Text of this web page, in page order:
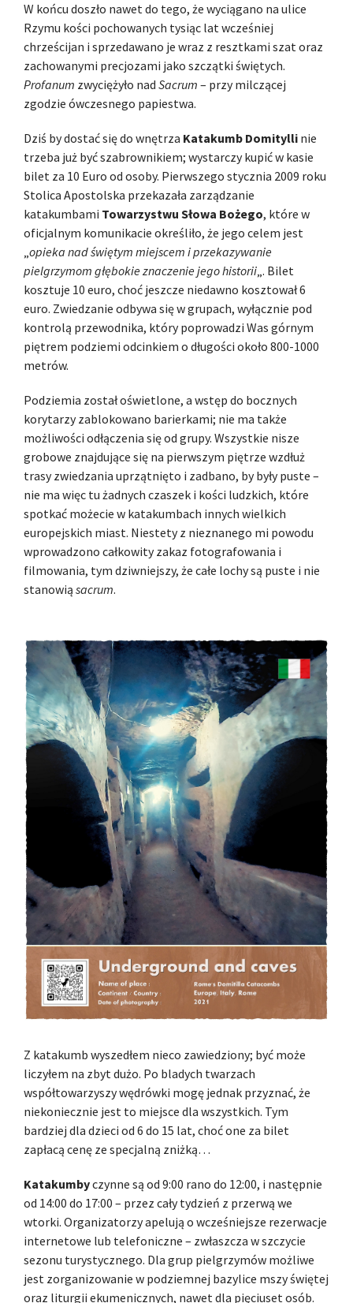
W końcu doszło nawet do tego, że wyciągano na ulice
Rzymu kości pochowanych tysiąc lat wcześniej
chrześcijan i sprzedawano je wraz z resztkami szat oraz
zachowanymi precjozami jako szczątki świętych.
Profanum zwyciężyło nad Sacrum – przy milczącej
zgodzie ówczesnego papiestwa.
Dziś by dostać się do wnętrza Katakumb Domitylli nie
trzeba już być szabrownikiem; wystarczy kupić w kasie
bilet za 10 Euro od osoby. Pierwszego stycznia 2009 roku
Stolica Apostolska przekazała zarządzanie
katakumbami Towarzystwu Słowa Bożego, które w
oficjalnym komunikacie określiło, że jego celem jest
„opieka nad świętym miejscem i przekazywanie
pielgrzymom głębokie znaczenie jego historii„. Bilet
kosztuje 10 euro, choć jeszcze niedawno kosztował 6
euro. Zwiedzanie odbywa się w grupach, wyłącznie pod
kontrolą przewodnika, który poprowadzi Was górnym
piętrem podziemi odcinkiem o długości około 800-1000
metrów.
Podziemia został oświetlone, a wstęp do bocznych
korytarzy zablokowano barierkami; nie ma także
możliwości odłączenia się od grupy. Wszystkie nisze
grobowe znajdujące się na pierwszym piętrze wzdłuż
trasy zwiedzania uprzątnięto i zadbano, by były puste –
nie ma więc tu żadnych czaszek i kości ludzkich, które
spotkać możecie w katakumbach innych wielkich
europejskich miast. Niestety z nieznanego mi powodu
wprowadzono całkowity zakaz fotografowania i
filmowania, tym dziwniejszy, że całe lochy są puste i nie
stanowią sacrum.
Z katakumb wyszedłem nieco zawiedziony; być może
liczyłem na zbyt dużo. Po bladych twarzach
współtowarzyszy wędrówki mogę jednak przyznać, że
niekoniecznie jest to miejsce dla wszystkich. Tym
bardziej dla dzieci od 6 do 15 lat, choć one za bilet
zapłacą cenę ze specjalną zniżką…
Katakumbyczynne są od 9:00 rano do 12:00, i następnie
od 14:00 do 17:00 – przez cały tydzień z przerwą we
wtorki. Organizatorzy apelują o wcześniejsze rezerwacje
internetowe lub telefoniczne – zwłaszcza w szczycie
sezonu turystycznego. Dla grup pielgrzymów możliwe
jest zorganizowanie w podziemnej bazylice mszy świętej
oraz liturgii ekumenicznych, nawet dla pięciuset osób.